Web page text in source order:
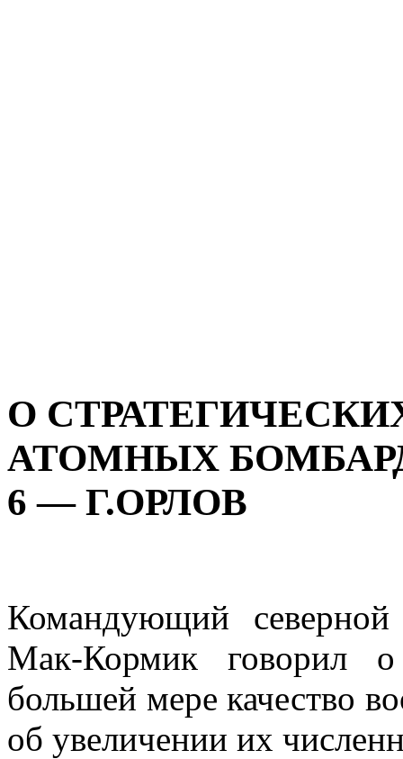
О
ATOМНЫХ
6 — Г.ОРЛОВ
Командующий
Мак-Кормик говорил
большей мере качество
об увеличении их